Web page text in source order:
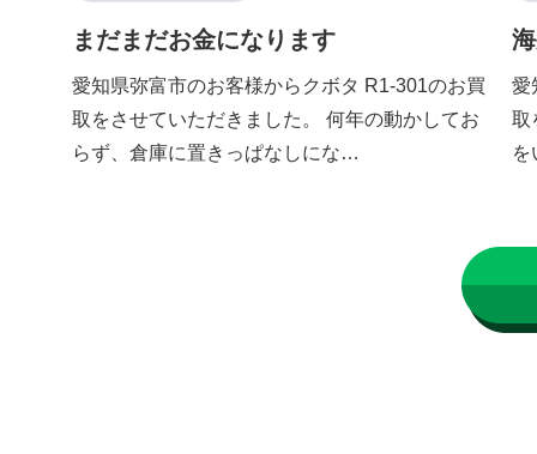
まだまだお金になります
愛知県弥富市のお客様からクボタ R1-301のお買
取をさせていただきました。 何年の動かしてお
らず、倉庫に置きっぱなしにな…
愛
取